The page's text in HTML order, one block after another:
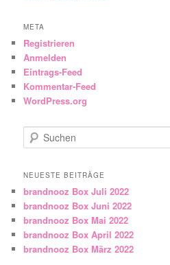
META
Registrieren
Anmelden
Eintrags-Feed
Kommentar-Feed
WordPress.org
Suchen
NEUESTE BEITRÄGE
brandnooz Box Juli 2022
brandnooz Box Juni 2022
brandnooz Box Mai 2022
brandnooz Box April 2022
brandnooz Box März 2022